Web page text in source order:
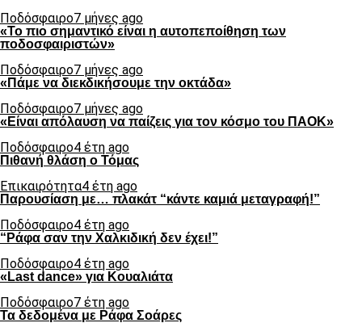
Ποδόσφαιρο7 μήνες ago
«Το πιο σημαντικό είναι η αυτοπεποίθηση των
ποδοσφαιριστών»
Ποδόσφαιρο7 μήνες ago
«Πάμε να διεκδικήσουμε την οκτάδα»
Ποδόσφαιρο7 μήνες ago
«Είναι απόλαυση να παίζεις για τον κόσμο του ΠΑΟΚ»
Ποδόσφαιρο4 έτη ago
Πιθανή θλάση ο Τόμας
Επικαιρότητα4 έτη ago
Παρουσίαση με… πλακάτ “κάντε καμιά μεταγραφή!”
Ποδόσφαιρο4 έτη ago
“Ράφα σαν την Χαλκιδική δεν έχει!”
Ποδόσφαιρο4 έτη ago
«Last dance» για Κουαλιάτα
Ποδόσφαιρο7 έτη ago
Τα δεδομένα με Ράφα Σοάρες